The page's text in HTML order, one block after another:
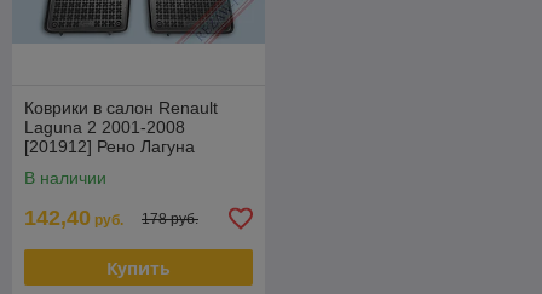
Коврики в салон Renault
Laguna 2 2001-2008
[201912] Рено Лагуна
В наличии
142,40 руб. 178 руб.
Купить